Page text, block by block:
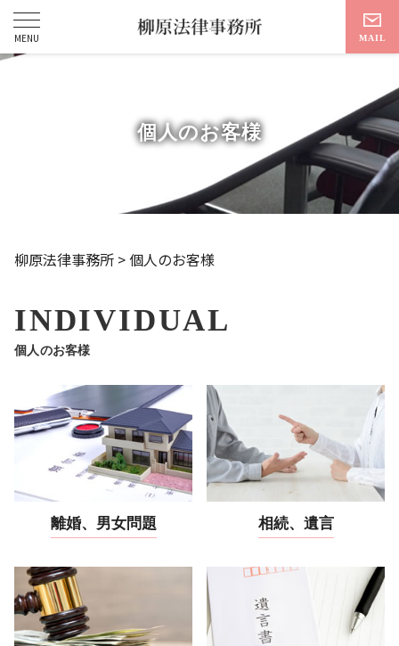
個人のお客様
柳原法律事務所 > 個人のお客様
INDIVIDUAL
個人のお客様
離婚、男女問題 相続、遺言